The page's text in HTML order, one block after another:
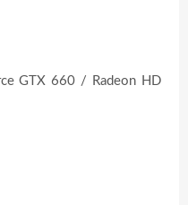
GTX 660 / Radeon HD